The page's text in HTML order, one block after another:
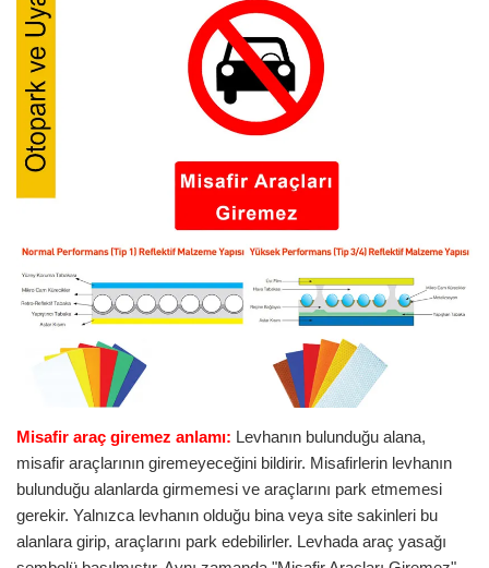
Misafir araç giremez anlamı: Levhanın bulunduğu alana,
misafir araçlarının giremeyeceğini bildirir. Misafirlerin levhanın
bulunduğu alanlarda girmemesi ve araçlarını park etmemesi
gerekir. Yalnızca levhanın olduğu bina veya site sakinleri bu
alanlara girip, araçlarını park edebilirler. Levhada araç yasağı